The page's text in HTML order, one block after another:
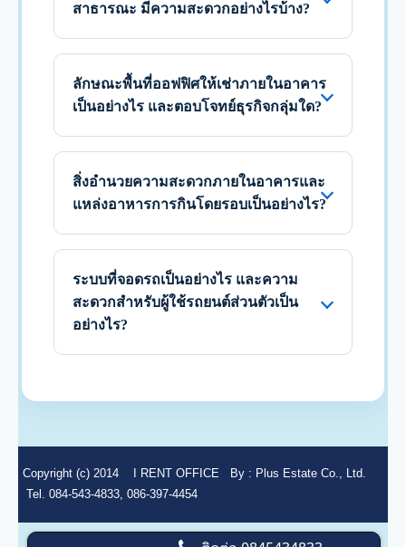
สาธารณะ มีความสะดวกอย่างไรบ้าง?
ลักษณะพื้นที่ออฟฟิศให้เช่าภายในอาคาร
เป็นอย่างไร และตอบโจทย์ธุรกิจกลุ่มใด?
สิ่งอำนวยความสะดวกภายในอาคารและ
แหล่งอาหารการกินโดยรอบเป็นอย่างไร?
ระบบที่จอดรถเป็นอย่างไร และความ
สะดวกสำหรับผู้ใช้รถยนต์ส่วนตัวเป็น
อย่างไร?
Copyright (c) 2014 I RENT OFFICE By : Plus Estate Co., Ltd.
Tel. 084-543-4833, 086-397-4454